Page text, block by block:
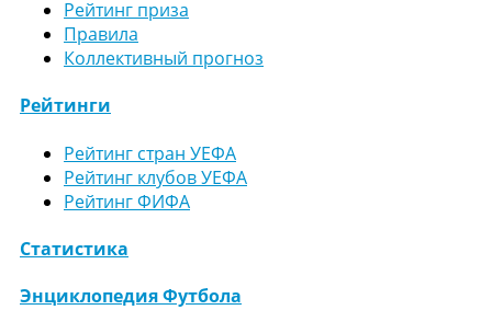
Рейтинг приза
Правила
Коллективный прогноз
Рейтинги
Рейтинг стран УЕФА
Рейтинг клубов УЕФА
Рейтинг ФИФА
Статистика
Энциклопедия Футбола